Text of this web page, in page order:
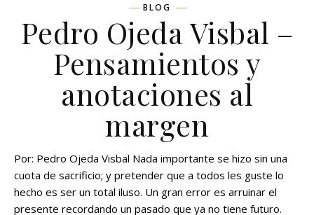
BLOG
Pedro Ojeda Visbal –
Pensamientos y
anotaciones al
margen
Por: Pedro Ojeda Visbal Nada importante se hizo sin una
cuota de sacrificio; y pretender que a todos les guste lo
hecho es ser un total iluso. Un gran error es arruinar el
presente recordando un pasado que ya no tiene futuro.